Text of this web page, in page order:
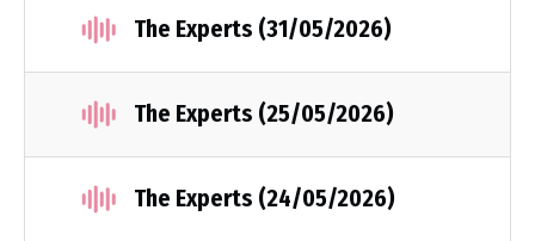
The Experts (31/05/2026)
The Experts (25/05/2026)
The Experts (24/05/2026)